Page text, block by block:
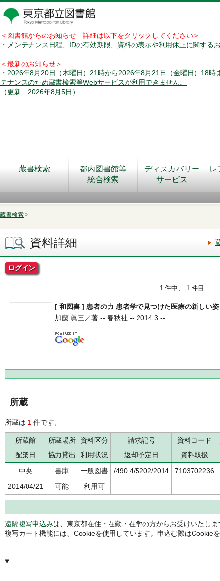
＜図書館からのお知らせ 詳細は以下をクリックしてください＞
・メンテナンス日程、IDの有効期限、資料の表示や利用休止に関する
＜最新のお知らせ＞
・2026年8月20日（木曜日）21時から2026年8月21日（金曜日）18時
テナンスのため蔵書検索等Webサービスが利用できません。
（更新 2026年8月5日）
蔵書検索
都内図書館等
統合検索
ディスカバリー
サービス
レ
蔵書検索 >
資料詳細
ログイン
1 件中、 1 件目
[ 和図書 ] 患者の力 患者学で見つけた医療の新しい姿
加藤 眞三／著 -- 春秋社 -- 2014.3 --
所蔵
所蔵は 1 件です。
所蔵館 所蔵場所 資料区分 請求記号 資料コード
配架日
協力貸出 利用状況 返却予定日
資料取扱
中央
書庫 一般図書 /490.4/5202/2014
7103702236
2014/04/21
可能 利用可
遠隔複写申込みは、東京都在住・在勤・在学の方からお受けいたしま
複写カート機能には、Cookieを使用しています。申込む際はCookie